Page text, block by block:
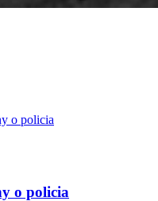
o policia